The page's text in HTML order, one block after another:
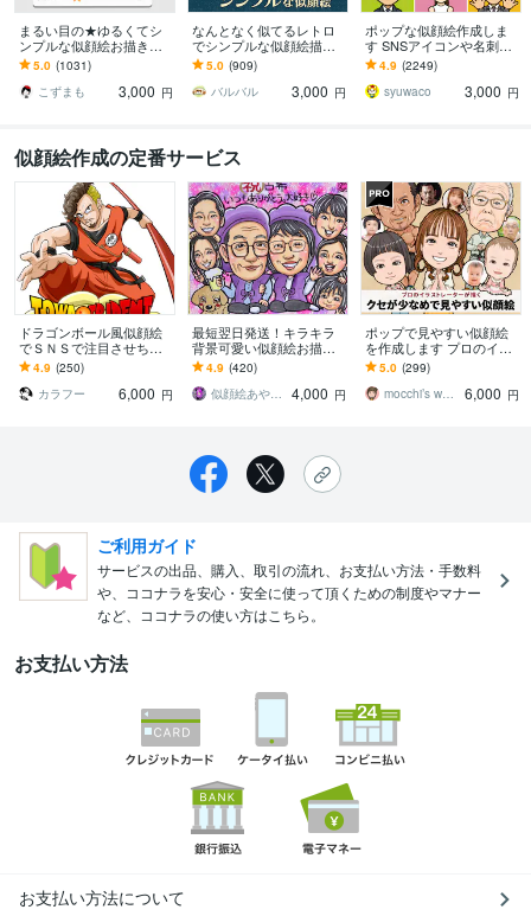
まるい目の★ゆるくてシ
ンプルな似顔絵お描きし
ます ゆる～い感じにした
い、似すぎない方が‥と
いう方にオススメ！
5.0 (1031)
こずまも
3,000 円
なんとなく似てるレトロ
でシンプルな似顔絵描き
ます 懐かしくて新しい。
ほんのり昭和テイストの
やさしい似顔絵
5.0 (909)
バルバル
3,000 円
ポップな似顔絵作成しま
す SNSアイコンや名刺、
プレゼント用にポップな
似顔絵作成します
4.9 (2249)
syuwaco
3,000 円
似顔絵作成の定番サービス
ドラゴンボール風似顔絵
でＳＮＳで注目させちゃ
います お誕生日や還暦の
プレゼントにＤＢ風似顔
絵でサプライズ★！
4.9 (250)
カラフー
6,000 円
最短翌日発送！キラキラ
背景可愛い似顔絵お描き
します ★額付き無料&ス
ピーディーな発送★
4.9 (420)
似顔絵あやぱんだ
4,000 円
ポップで見やすい似顔絵
を作成します プロのイラ
ストレーターによる程良
くリアルで見やすい似顔
絵です
5.0 (299)
mocchi’s workshop
6,000 円
ご利用ガイド
サービスの出品、購入、取引の流れ、お支払い方法・手数料
や、ココナラを安心・安全に使って頂くための制度やマナー
など、ココナラの使い方はこちら。
お支払い方法
お支払い方法について